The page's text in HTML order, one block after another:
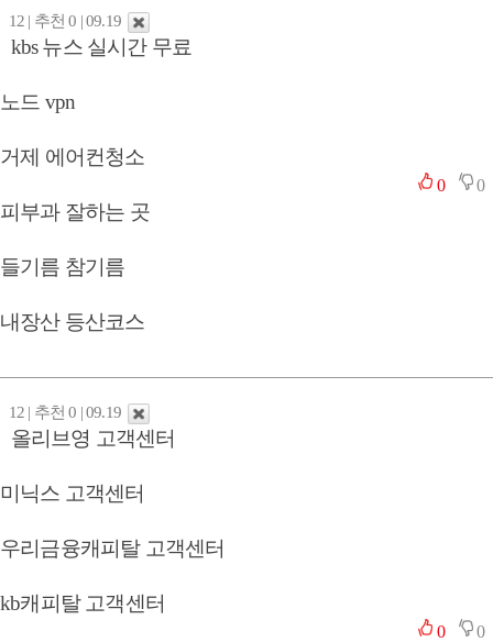
12 | 추천 0 | 09.19
kbs 뉴스 실시간 무료
노드 vpn
거제 에어컨청소
피부과 잘하는 곳
들기름 참기름
내장산 등산코스
0 0
12 | 추천 0 | 09.19
올리브영 고객센터
미닉스 고객센터
우리금융캐피탈 고객센터
kb캐피탈 고객센터
0 0